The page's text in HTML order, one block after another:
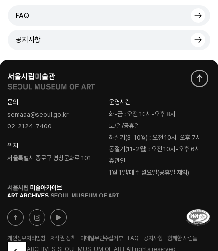
FAQ
공지사항
문의
semaaa@seoul.go.kr
02-2124-7400
위치
서울특별시 종로구 평창문화로 101
운영시간
화-금 : 오전 10시-오후 8시
토/일/공휴일
하절기(3-10월) : 오전 10시-오후 7시
동절기(11-2월) : 오전 10시-오후 6시
휴관일
1월 1일/매주 월요일(공휴일 제외)
로
고
개인정보처리방침 저작권 정책 이메일무단수집거부 FAQ 공지사항
함께한 사람들
© ART ARCHIVES, SEOUL MUSEUM OF ART All rights reserved